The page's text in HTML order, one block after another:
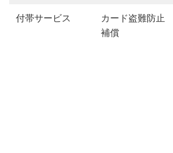
付帯サービス
カード盗難防止
補償